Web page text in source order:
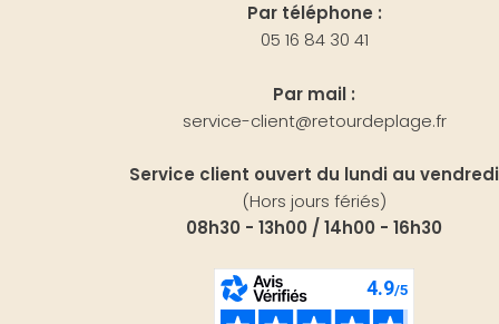
Par téléphone :
05 16 84 30 41
Par mail :
service-client@retourdeplage.fr
Service client ouvert du lundi au vendredi
(Hors jours fériés)
08h30 - 13h00 / 14h00 - 16h30